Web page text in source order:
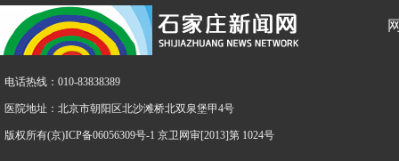
电话热线：010-83838389
医院地址：北京市朝阳区北沙滩桥北双泉堡甲4号
版权所有(京)ICP备06056309号-1 京卫网审[2013]第 1024号